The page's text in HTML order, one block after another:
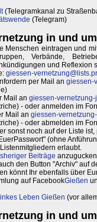
(Telegramkanal zu
(Telegram)
in und
Menschen eintragen und
Verbände,
und Reflexion
giessen-
per Mail an giessen-
Mail an giessen-
- oder anmelden im
Mail an giessen-
- oder abmelden im
sonst noch auf der Liste ist,
(ohne
erlaubt.
Beiträge
den Button "Archiv" auf
könnt Ihr ebenfalls über
auf FacebookGießen
Leben Gießen (vor
in und